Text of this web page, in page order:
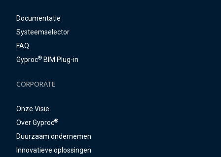
Documentatie
Systeemselector
FAQ
Gyproc® BIM Plug-in
CORPORATE
Onze Visie
Over Gyproc®
Duurzaam ondernemen
Innovatieve oplossingen